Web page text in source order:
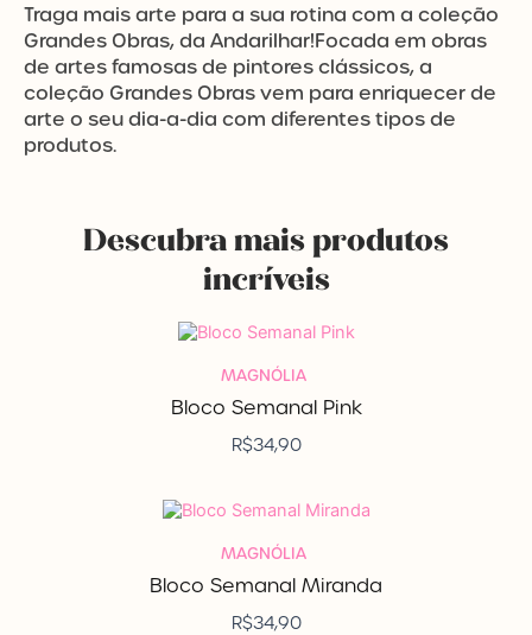
Traga mais arte para a sua rotina com a coleção
Grandes Obras, da Andarilhar!Focada em obras
de artes famosas de pintores clássicos, a
coleção Grandes Obras vem para enriquecer de
arte o seu dia-a-dia com diferentes tipos de
produtos.
Descubra mais produtos
incríveis
MAGNÓLIA
Bloco Semanal Pink
R$34,90
MAGNÓLIA
Bloco Semanal Miranda
R$34,90